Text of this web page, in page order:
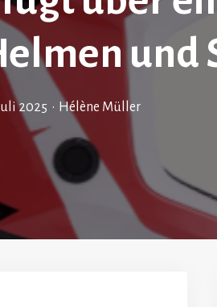
und
2025 • Hélène Müller